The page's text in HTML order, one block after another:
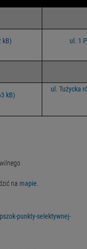
kB) ul. 1
kB)
ul. Tużycka
na mapie.
punkty-selektywnej-